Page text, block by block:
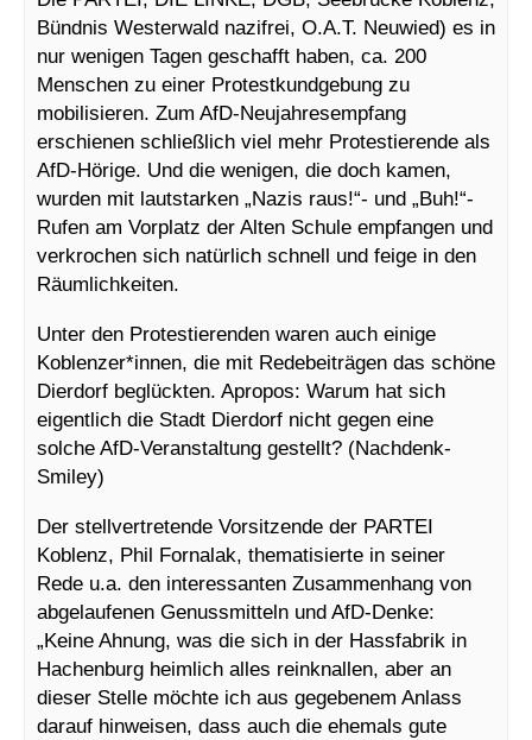
Bündnis Westerwald nazifrei, O.A.T. Neuwied) es in
nur wenigen Tagen geschafft haben, ca. 200
Menschen zu einer Protestkundgebung zu
mobilisieren. Zum AfD-Neujahresempfang
erschienen schließlich viel mehr Protestierende als
AfD-Hörige. Und die wenigen, die doch kamen,
wurden mit lautstarken „Nazis raus!“- und „Buh!“-
Rufen am Vorplatz der Alten Schule empfangen und
verkrochen sich natürlich schnell und feige in den
Räumlichkeiten.
Unter den Protestierenden waren auch einige
Koblenzer*innen, die mit Redebeiträgen das schöne
Dierdorf beglückten. Apropos: Warum hat sich
eigentlich die Stadt Dierdorf nicht gegen eine
solche AfD-Veranstaltung gestellt? (Nachdenk-
Smiley)
Der stellvertretende Vorsitzende der PARTEI
Koblenz, Phil Fornalak, thematisierte in seiner
Rede u.a. den interessanten Zusammenhang von
abgelaufenen Genussmitteln und AfD-Denke:
„Keine Ahnung, was die sich in der Hassfabrik in
Hachenburg heimlich alles reinknallen, aber an
dieser Stelle möchte ich aus gegebenem Anlass
darauf hinweisen, dass auch die ehemals gute